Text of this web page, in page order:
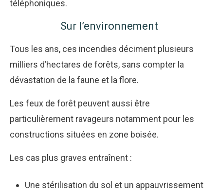
téléphoniques.
Sur l’environnement
Tous les ans, ces incendies déciment plusieurs
milliers d’hectares de forêts, sans compter la
dévastation de la faune et la flore.
Les feux de forêt peuvent aussi être
particulièrement ravageurs notamment pour les
constructions situées en zone boisée.
Les cas plus graves entraînent :
Une stérilisation du sol et un appauvrissement